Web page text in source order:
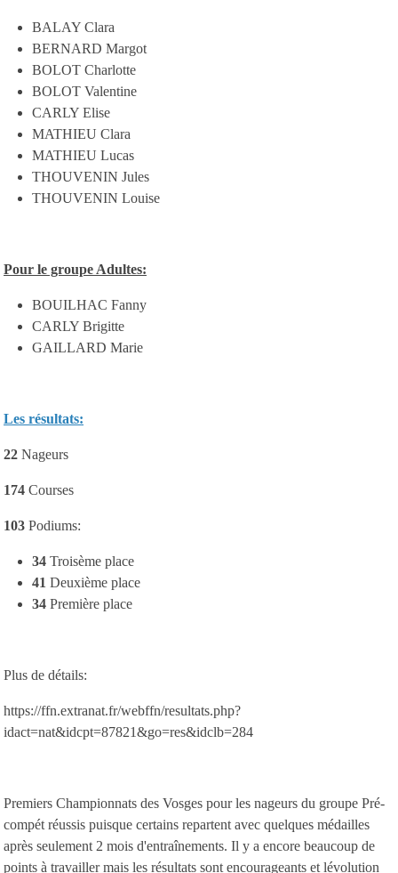
BALAY Clara
BERNARD Margot
BOLOT Charlotte
BOLOT Valentine
CARLY Elise
MATHIEU Clara
MATHIEU Lucas
THOUVENIN Jules
THOUVENIN Louise
Pour le groupe Adultes:
BOUILHAC Fanny
CARLY Brigitte
GAILLARD Marie
Les résultats:
22 Nageurs
174 Courses
103 Podiums:
34 Troisème place
41 Deuxième place
34 Première place
Plus de détails:
https://ffn.extranat.fr/webffn/resultats.php?
idact=nat&idcpt=87821&go=res&idclb=284
Premiers Championnats des Vosges pour les nageurs du groupe Pré-
compét réussis puisque certains repartent avec quelques médailles
après seulement 2 mois d'entraînements. Il y a encore beaucoup de
points à travailler mais les résultats sont encourageants et lévolution